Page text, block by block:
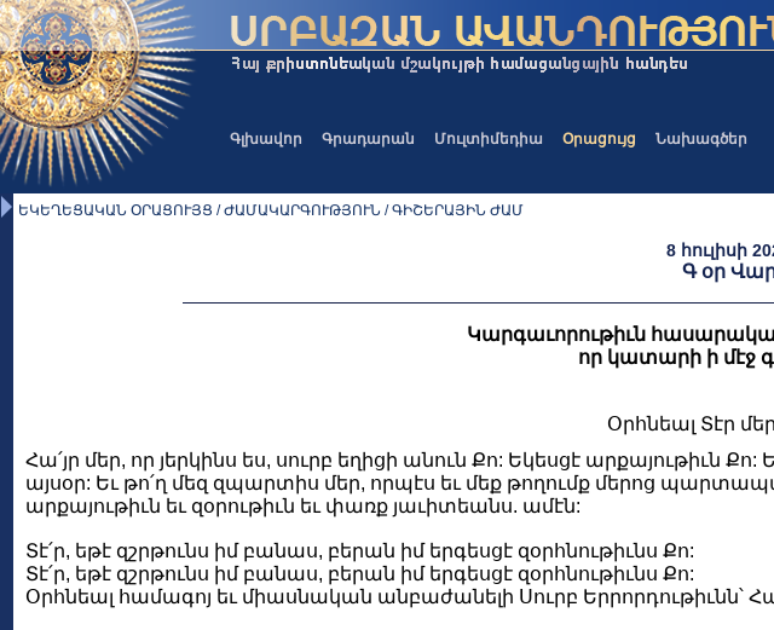
Գլխավոր Գրադարան Մուլտիմեդիա Օրացույց Նախագծեր
ԵԿԵՂԵՑԱԿԱՆ ՕՐԱՑՈՒՅՑ / ԺԱՄԱԿԱՐԳՈՒԹՅՈՒՆ / ԳԻՇԵՐԱՅԻՆ ԺԱՄ
8 հուլիսի
Գ օր
Կարգաւորութիւն
որ կատարի ի մէջ
Օրհնեալ Տէր
Հա՛յր մեր, որ յերկինս ես, սուրբ եղիցի անուն Քո: Եկեսցէ արքայութիւն
այսօր: Եւ թո՛ղ մեզ զպարտիս մեր, որպէս եւ մեք թողումք մերոց
արքայութիւն եւ զօրութիւն եւ փառք յաւիտեանս. ամէն:
Տէ՛ր, եթէ զշրթունս իմ բանաս, բերան իմ երգեսցէ զօրհնութիւնս Քո:
Տէ՛ր, եթէ զշրթունս իմ բանաս, բերան իմ երգեսցէ զօրհնութիւնս Քո:
Օրհնեալ համագոյ եւ միասնական անբաժանելի Սուրբ Երրորդութիւնն՝